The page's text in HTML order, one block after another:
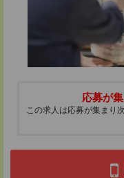
応募が
この求人は応募が集まり